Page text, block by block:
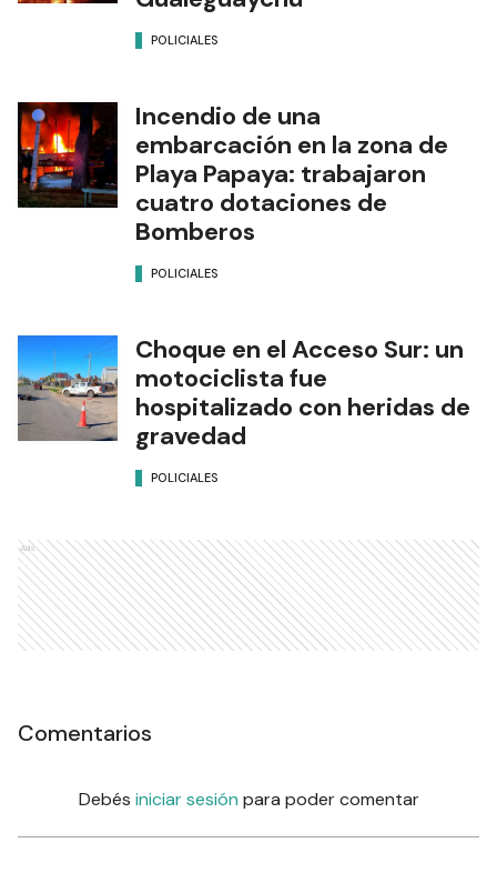
POLICIALES
Incendio de una
embarcación en la zona de
Playa Papaya: trabajaron
cuatro dotaciones de
Bomberos
POLICIALES
Choque en el Acceso Sur: un
motociclista fue
hospitalizado con heridas de
gravedad
POLICIALES
Ads
Comentarios
Debés iniciar sesión para poder comentar